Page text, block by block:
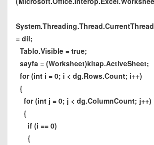
= dil;
Tablo.Visible = true;
sayfa = (Worksheet)kitap.ActiveSheet;
for (int i = 0; i < dg.Rows.Count; i++)
{
for (int j = 0; j < dg.ColumnCount; j++)
{
if (i == 0)
{